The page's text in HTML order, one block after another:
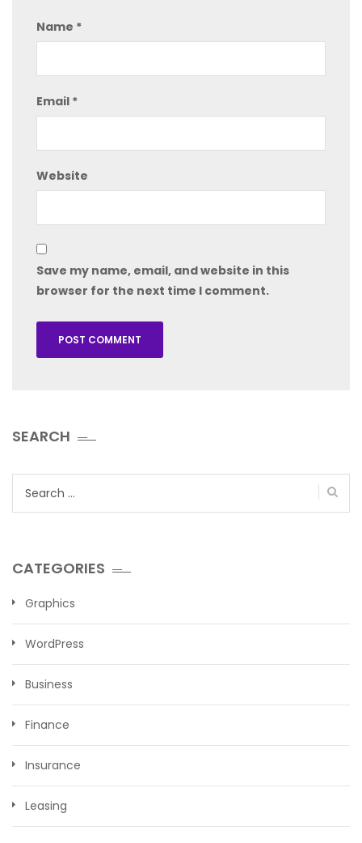
Name *
Email *
Website
Save my name, email, and website in this
browser for the next time I comment.
SEARCH
CATEGORIES
Graphics
WordPress
Business
Finance
Insurance
Leasing